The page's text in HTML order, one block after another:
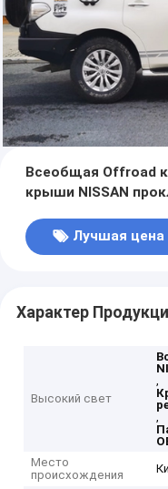
Всеобщая Offroad
крыши NISSAN
Лучшая цена
Характер
Высокий свет
,
,
Место
происхождения